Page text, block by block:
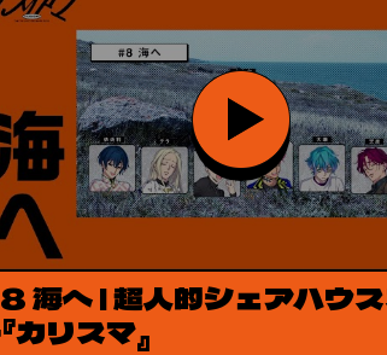
海へ | 超人的シェアハウ
カリスマ』